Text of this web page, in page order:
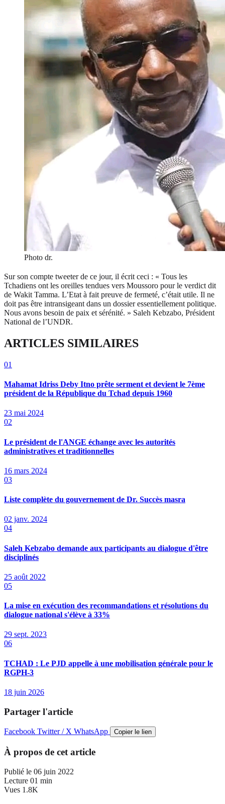
Photo dr.
Sur son compte tweeter de ce jour, il écrit ceci : « Tous les
Tchadiens ont les oreilles tendues vers Moussoro pour le verdict dit
de Wakit Tamma. L’Etat à fait preuve de fermeté, c’était utile. Il ne
doit pas être intransigeant dans un dossier essentiellement politique.
Nous avons besoin de paix et sérénité. » Saleh Kebzabo, Président
National de l’UNDR.
ARTICLES SIMILAIRES
01
Mahamat Idriss Deby Itno prête serment et devient le 7ème
président de la République du Tchad depuis 1960
23 mai 2024
02
Le président de l'ANGE échange avec les autorités
administratives et traditionnelles
16 mars 2024
03
Liste complète du gouvernement de Dr. Succès masra
02 janv. 2024
04
Saleh Kebzabo demande aux participants au dialogue d'être
disciplinés
25 août 2022
05
La mise en exécution des recommandations et résolutions du
dialogue national s'élève à 33%
29 sept. 2023
06
TCHAD : Le PJD appelle à une mobilisation générale pour le
RGPH-3
18 juin 2026
Partager l'article
Facebook Twitter / X WhatsApp Copier le lien
À propos de cet article
Publié le 06 juin 2022
Lecture 01 min
Vues 1.8K